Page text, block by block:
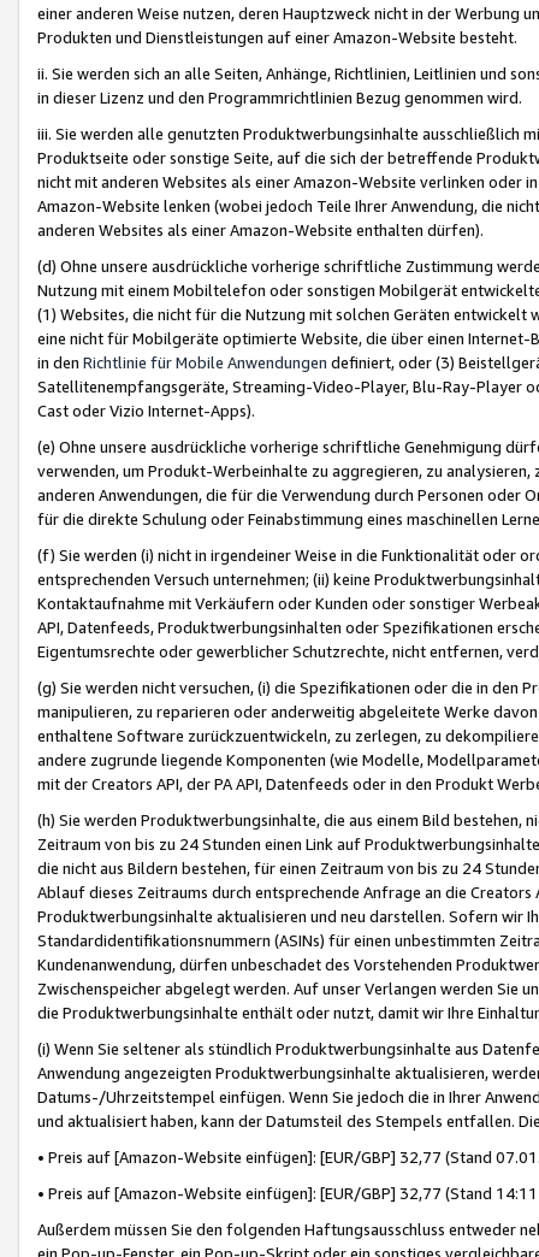
einer anderen Weise nutzen, deren Hauptzweck nicht in der Werbung
Produkten und Dienstleistungen auf einer Amazon-Website besteht.
ii. Sie werden sich an alle Seiten, Anhänge, Richtlinien, Leitlinien und
in dieser Lizenz und den Programmrichtlinien Bezug genommen wird.
iii. Sie werden alle genutzten Produktwerbungsinhalte ausschließlich
Produktseite oder sonstige Seite, auf die sich der betreffende
nicht mit anderen Websites als einer Amazon-Website verlinken oder
Amazon-Website lenken (wobei jedoch Teile Ihrer Anwendung, die
anderen Websites als einer Amazon-Website enthalten dürfen).
(d) Ohne unsere ausdrückliche vorherige schriftliche Zustimmung
Nutzung mit einem Mobiltelefon oder sonstigen Mobilgerät
(1) Websites, die nicht für die Nutzung mit solchen Geräten
eine nicht für Mobilgeräte optimierte Website, die über einen
in den Richtlinie für Mobile Anwendungen definiert, oder (3)
Satellitenempfangsgeräte, Streaming-Video-Player, Blu-Ray-Player
Cast oder Vizio Internet-Apps).
(e) Ohne unsere ausdrückliche vorherige schriftliche Genehmigung
verwenden, um Produkt-Werbeinhalte zu aggregieren, zu
anderen Anwendungen, die für die Verwendung durch Personen
für die direkte Schulung oder Feinabstimmung eines maschinellen
(f) Sie werden (i) nicht in irgendeiner Weise in die Funktionalität oder
entsprechenden Versuch unternehmen; (ii) keine
Kontaktaufnahme mit Verkäufern oder Kunden oder sonstiger
API, Datenfeeds, Produktwerbungsinhalten oder Spezifikationen
Eigentumsrechte oder gewerblicher Schutzrechte, nicht entfernen,
(g) Sie werden nicht versuchen, (i) die Spezifikationen oder die in
manipulieren, zu reparieren oder anderweitig abgeleitete Werke
enthaltene Software zurückzuentwickeln, zu zerlegen, zu
andere zugrunde liegende Komponenten (wie Modelle,
mit der Creators API, der PA API, Datenfeeds oder in den Produkt
(h) Sie werden Produktwerbungsinhalte, die aus einem Bild bestehen,
Zeitraum von bis zu 24 Stunden einen Link auf
die nicht aus Bildern bestehen, für einen Zeitraum von bis zu 24
Ablauf dieses Zeitraums durch entsprechende Anfrage an die
Produktwerbungsinhalte aktualisieren und neu darstellen. Sofern wir
Standardidentifikationsnummern (ASINs) für einen unbestimmten
Kundenanwendung, dürfen unbeschadet des Vorstehenden
Zwischenspeicher abgelegt werden. Auf unser Verlangen werden Sie
die Produktwerbungsinhalte enthält oder nutzt, damit wir Ihre
(i) Wenn Sie seltener als stündlich Produktwerbungsinhalte aus
Anwendung angezeigten Produktwerbungsinhalte aktualisieren,
Datums-/Uhrzeitstempel einfügen. Wenn Sie jedoch die in Ihrer
und aktualisiert haben, kann der Datumsteil des Stempels entfallen.
• Preis auf [Amazon-Website einfügen]: [EUR/GBP] 32,77 (Stand
• Preis auf [Amazon-Website einfügen]: [EUR/GBP] 32,77 (Stand
Außerdem müssen Sie den folgenden Haftungsausschluss entweder
ein Pop-up-Fenster, ein Pop-up-Skript oder ein sonstiges